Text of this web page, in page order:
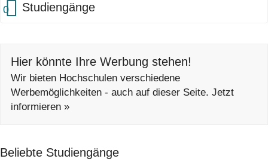
0 Studiengänge
Hier könnte Ihre Werbung stehen!
Wir bieten Hochschulen verschiedene
Werbemöglichkeiten - auch auf dieser Seite. Jetzt
informieren »
Beliebte Studiengänge